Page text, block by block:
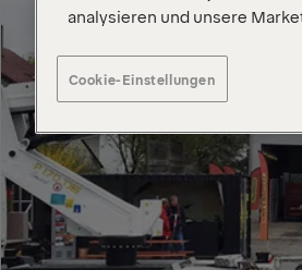
analysieren und unsere
Cookie-Einstellungen